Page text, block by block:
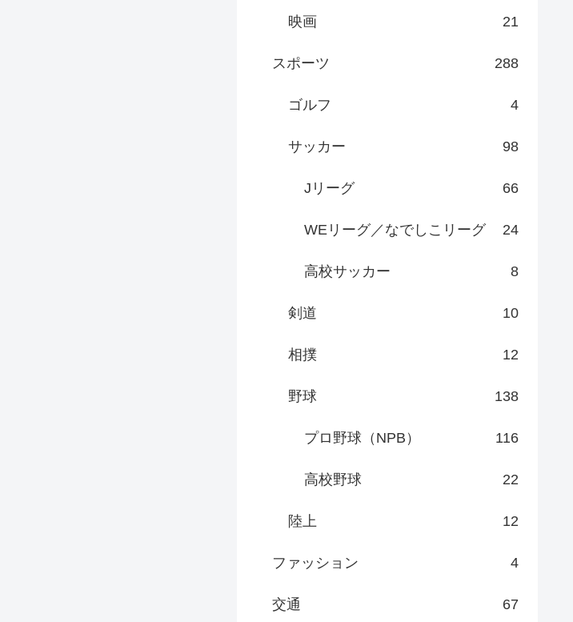
映画 21
スポーツ 288
ゴルフ 4
サッカー 98
Jリーグ 66
WEリーグ／なでしこリーグ 24
高校サッカー 8
剣道 10
相撲 12
野球 138
プロ野球（NPB） 116
高校野球 22
陸上 12
ファッション 4
交通 67